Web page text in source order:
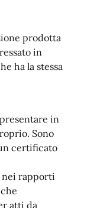
prodotta
in
ha la stessa
in
Sono
certificato
nei rapporti
atti da